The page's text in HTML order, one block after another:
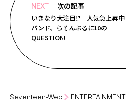
NEXT 次の記事
いきなり大注目⁉ 人気急上昇中
バンド、らそんぶるに10の
QUESTION!
Seventeen-Web ENTERTAINMENT